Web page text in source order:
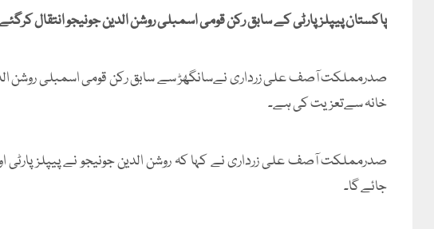
پاکستان پیپلزپارٹی کے سابق رکن قومی اسمبلی روشن الدین جونیجو انتقال
صدرمملکت آصف علی زرداری نےسانگھڑ سے سابق رکن قومی اسمبلی روشن
خانہ سےتعزیت کی ہے۔
صدرمملکت آصف علی زرداری نے کہا کہ روشن الدین جونیجو نے پیپلز
جائے گا۔